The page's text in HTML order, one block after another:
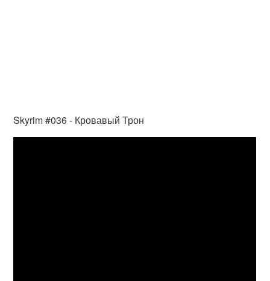
Skyrim #036 - Кровавый Трон